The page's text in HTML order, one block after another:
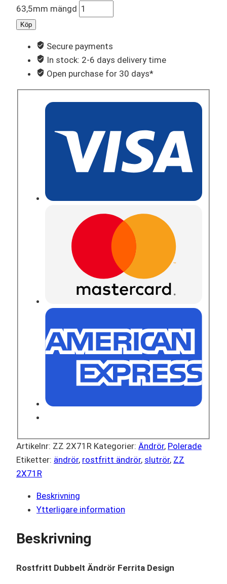
63,5mm mängd
Köp
Secure payments
In stock: 2-6 days delivery time
Open purchase for 30 days*
Artikelnr: ZZ 2X71R Kategorier: Ändrör, Polerade
Etiketter: ändrör, rostfritt ändrör, slutrör, ZZ
2X71R
Beskrivning
Ytterligare information
Beskrivning
Rostfritt Dubbelt Ändrör Ferrita Design